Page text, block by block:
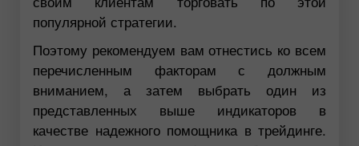
популярной стратегии.
Поэтому рекомендуем вам отнестись ко всем
перечисленным факторам с должным
вниманием, а затем выбрать один из
представленных выше индикаторов в
качестве надежного помощника в трейдинге.